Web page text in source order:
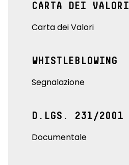
CARTA DEI VALORI
Carta dei Valori
WHISTLEBLOWING
Segnalazione
D.LGS. 231/2001
Documentale